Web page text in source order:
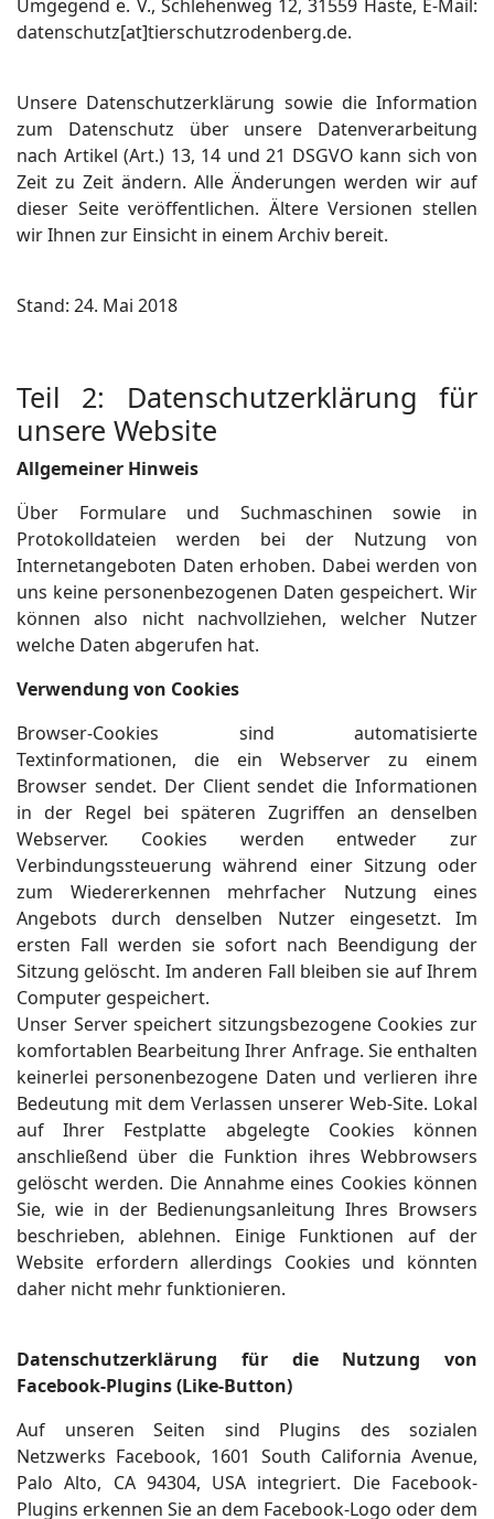
Umgegend e. V., Schlehenweg 12, 31559 Haste, E-Mail:
datenschutz[at]tierschutzrodenberg.de.
Unsere Datenschutzerklärung sowie die Information
zum Datenschutz über unsere Datenverarbeitung
nach Artikel (Art.) 13, 14 und 21 DSGVO kann sich von
Zeit zu Zeit ändern. Alle Änderungen werden wir auf
dieser Seite veröffentlichen. Ältere Versionen stellen
wir Ihnen zur Einsicht in einem Archiv bereit.
Stand: 24. Mai 2018
Teil 2: Datenschutzerklärung für
unsere Website
Allgemeiner Hinweis
Über Formulare und Suchmaschinen sowie in
Protokolldateien werden bei der Nutzung von
Internetangeboten Daten erhoben. Dabei werden von
uns keine personenbezogenen Daten gespeichert. Wir
können also nicht nachvollziehen, welcher Nutzer
welche Daten abgerufen hat.
Verwendung von Cookies
Browser-Cookies sind automatisierte
Textinformationen, die ein Webserver zu einem
Browser sendet. Der Client sendet die Informationen
in der Regel bei späteren Zugriffen an denselben
Webserver. Cookies werden entweder zur
Verbindungssteuerung während einer Sitzung oder
zum Wiedererkennen mehrfacher Nutzung eines
Angebots durch denselben Nutzer eingesetzt. Im
ersten Fall werden sie sofort nach Beendigung der
Sitzung gelöscht. Im anderen Fall bleiben sie auf Ihrem
Computer gespeichert.
Unser Server speichert sitzungsbezogene Cookies zur
komfortablen Bearbeitung Ihrer Anfrage. Sie enthalten
keinerlei personenbezogene Daten und verlieren ihre
Bedeutung mit dem Verlassen unserer Web-Site. Lokal
auf Ihrer Festplatte abgelegte Cookies können
anschließend über die Funktion ihres Webbrowsers
gelöscht werden. Die Annahme eines Cookies können
Sie, wie in der Bedienungsanleitung Ihres Browsers
beschrieben, ablehnen. Einige Funktionen auf der
Website erfordern allerdings Cookies und könnten
daher nicht mehr funktionieren.
Datenschutzerklärung für die Nutzung von
Facebook-Plugins (Like-Button)
Auf unseren Seiten sind Plugins des sozialen
Netzwerks Facebook, 1601 South California Avenue,
Palo Alto, CA 94304, USA integriert. Die Facebook-
Plugins erkennen Sie an dem Facebook-Logo oder dem